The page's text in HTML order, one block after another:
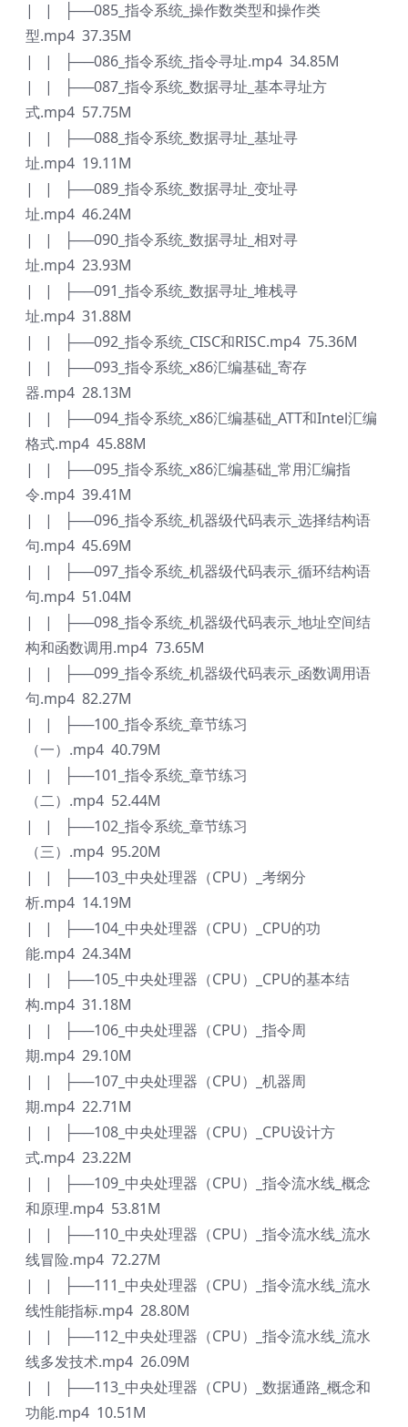
| | ├──085_指令系统_操作数类型和操作类
型.mp4 37.35M
| | ├──086_指令系统_指令寻址.mp4 34.85M
| | ├──087_指令系统_数据寻址_基本寻址方
式.mp4 57.75M
| | ├──088_指令系统_数据寻址_基址寻
址.mp4 19.11M
| | ├──089_指令系统_数据寻址_变址寻
址.mp4 46.24M
| | ├──090_指令系统_数据寻址_相对寻
址.mp4 23.93M
| | ├──091_指令系统_数据寻址_堆栈寻
址.mp4 31.88M
| | ├──092_指令系统_CISC和RISC.mp4 75.36M
| | ├──093_指令系统_x86汇编基础_寄存
器.mp4 28.13M
| | ├──094_指令系统_x86汇编基础_ATT和Intel汇编
格式.mp4 45.88M
| | ├──095_指令系统_x86汇编基础_常用汇编指
令.mp4 39.41M
| | ├──096_指令系统_机器级代码表示_选择结构语
句.mp4 45.69M
| | ├──097_指令系统_机器级代码表示_循环结构语
句.mp4 51.04M
| | ├──098_指令系统_机器级代码表示_地址空间结
构和函数调用.mp4 73.65M
| | ├──099_指令系统_机器级代码表示_函数调用语
句.mp4 82.27M
| | ├──100_指令系统_章节练习
（一）.mp4 40.79M
| | ├──101_指令系统_章节练习
（二）.mp4 52.44M
| | ├──102_指令系统_章节练习
（三）.mp4 95.20M
| | ├──103_中央处理器（CPU）_考纲分
析.mp4 14.19M
| | ├──104_中央处理器（CPU）_CPU的功
能.mp4 24.34M
| | ├──105_中央处理器（CPU）_CPU的基本结
构.mp4 31.18M
| | ├──106_中央处理器（CPU）_指令周
期.mp4 29.10M
| | ├──107_中央处理器（CPU）_机器周
期.mp4 22.71M
| | ├──108_中央处理器（CPU）_CPU设计方
式.mp4 23.22M
| | ├──109_中央处理器（CPU）_指令流水线_概念
和原理.mp4 53.81M
| | ├──110_中央处理器（CPU）_指令流水线_流水
线冒险.mp4 72.27M
| | ├──111_中央处理器（CPU）_指令流水线_流水
线性能指标.mp4 28.80M
| | ├──112_中央处理器（CPU）_指令流水线_流水
线多发技术.mp4 26.09M
| | ├──113_中央处理器（CPU）_数据通路_概念和
功能.mp4 10.51M